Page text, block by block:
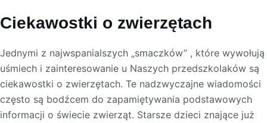
Ciekawostki o zwierzętach
Jednymi z najwspanialszych „smaczków” , które wywołują
uśmiech i zainteresowanie u Naszych przedszkolaków są
ciekawostki o zwierzętach. Te nadzwyczajne wiadomości
często są bodźcem do zapamiętywania podstawowych
informacji o świecie zwierząt. Starsze dzieci znające już